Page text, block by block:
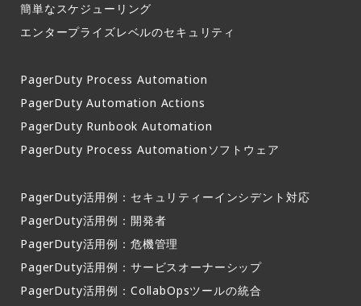
簡単なスケジューリング​
エンタープライズレベルのセキュリティ
PagerDuty Process Automation
PagerDuty Automation Actions
PagerDuty Runbook Automation
PagerDuty Process Automationソフトウェア
PagerDuty活用例：セキュリティーインシデント対応
PagerDuty活用例：開発者
PagerDuty活用例：危機管理
PagerDuty活用例：サービスオーナーシップ
PagerDuty活用例：CollabOpsツールの統合